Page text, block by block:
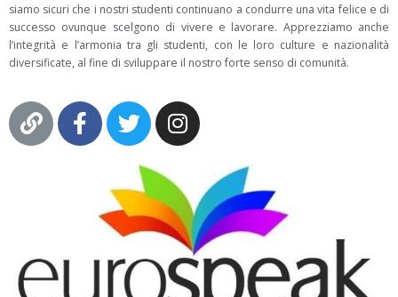
siamo sicuri che i nostri studenti continuano a condurre una vita felice e di
successo ovunque scelgono di vivere e lavorare. Apprezziamo anche
l’integrità e l’armonia tra gli studenti, con le loro culture e nazionalità
diversificate, al fine di sviluppare il nostro forte senso di comunità.